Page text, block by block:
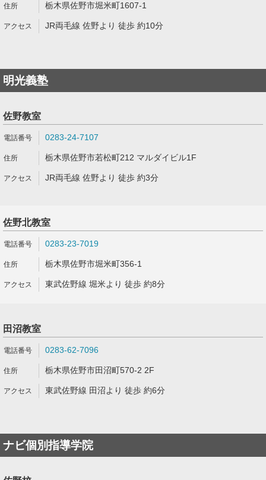
栃木県佐野市堀米町1607-1
JR両毛線 佐野より 徒歩 約10分
明光義塾
佐野教室
0283-24-7107
栃木県佐野市若松町212 マルダイビル1F
JR両毛線 佐野より 徒歩 約3分
佐野北教室
0283-23-7019
栃木県佐野市堀米町356-1
東武佐野線 堀米より 徒歩 約8分
田沼教室
0283-62-7096
栃木県佐野市田沼町570-2 2F
東武佐野線 田沼より 徒歩 約6分
ナビ個別指導学院